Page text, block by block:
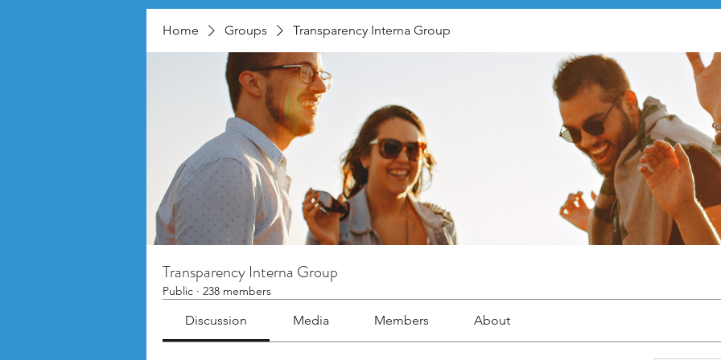
Home Groups Transparency Interna Group
Transparency Interna Group
Public · 238 members
Discussion Media Members About